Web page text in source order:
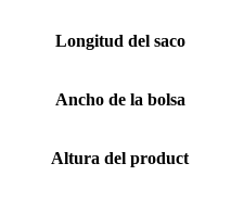
Longitud del saco
Ancho de la bolsa
Altura del product